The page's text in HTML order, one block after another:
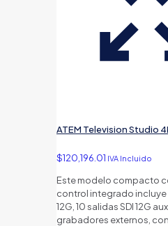
ATEM Television Studio
$120,196.01 IVA Incluido
Este modelo compacto
control integrado incluye
12G, 10 salidas SDI 12G
grabadores externos,